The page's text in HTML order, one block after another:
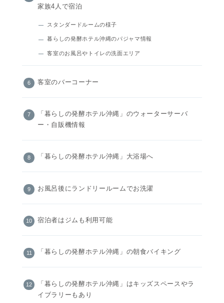
家族4人で宿泊
スタンダードルームの様子
暮らしの発酵ホテル沖縄のパジャマ情報
客室のお風呂やトイレの洗面エリア
客室のバーコーナー
「暮らしの発酵ホテル沖縄」のウォーターサーバ
ー・自販機情報
「暮らしの発酵ホテル沖縄」大浴場へ
お風呂後にランドリールームでお洗濯
宿泊者はジムも利用可能
「暮らしの発酵ホテル沖縄」の朝食バイキング
「暮らしの発酵ホテル沖縄」はキッズスペースやラ
イブラリーもあり